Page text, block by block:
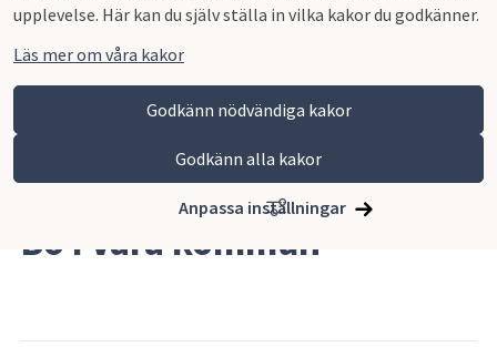
upplevelse. Här kan du själv ställa in vilka kakor du godkänner.
Läs mer om våra kakor
Godkänn nödvändiga kakor
Godkänn alla kakor
Anpassa inställningar
Vara kommun Kommun och politik Bo i Vara kommun
Bo i Vara kommun